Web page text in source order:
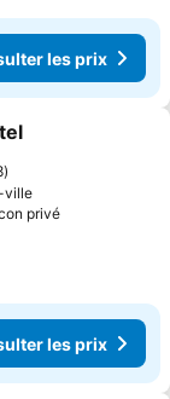
les prix
favoris
ville
privé
les prix